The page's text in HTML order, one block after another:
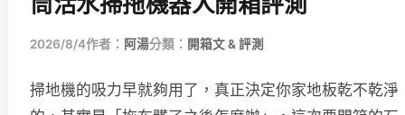
2026/8/4作者： 阿湯分類： 開箱文 & 評測
掃地機的吸力早就夠用了，真正決定你家地板乾不乾淨